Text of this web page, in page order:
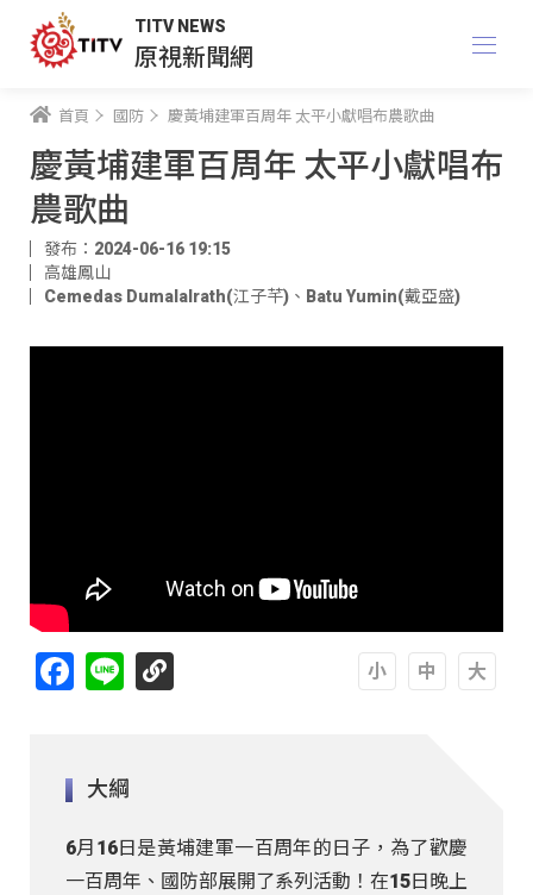
TITV NEWS
原視新聞網
首頁 國防 慶黃埔建軍百周年 太平小獻唱布農歌曲
慶黃埔建軍百周年 太平小獻唱布
農歌曲
發布：2024-06-16 19:15
高雄鳳山
Cemedas Dumalalrath(江子芊) 、 Batu Yumin(戴亞盛)
Facebook
Line
大綱
6月16日是黃埔建軍一百周年的日子，為了歡慶
一百周年、國防部展開了系列活動！在15日晚上